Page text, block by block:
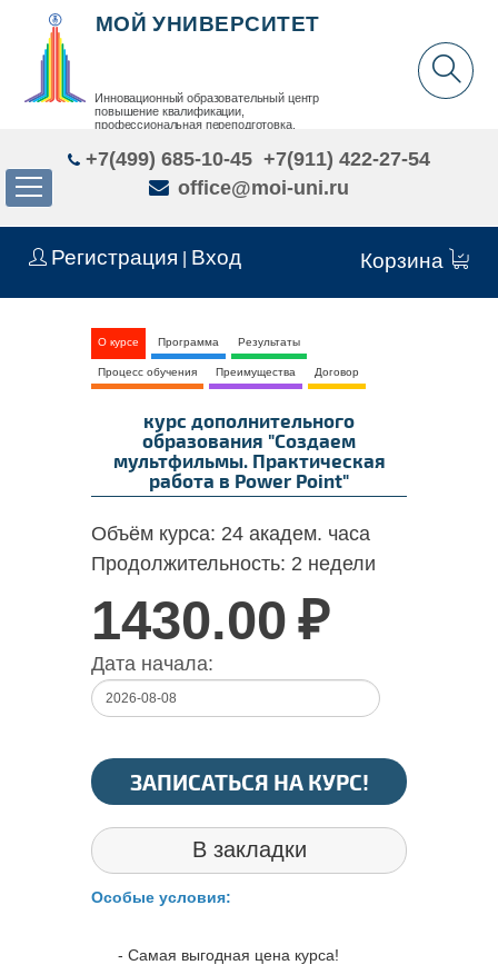
Регистрация Вход Корзина
МОЙ УНИВЕРСИТЕТ
Инновационный образовательный центр
повышение квалификации,
профессиональная переподготовка,
+7(499) 685-10-45 +7(911) 422-27-54
office@moi-uni.ru
О курсе Программа Результаты
Процесс обучения Преимущества Договор
курс дополнительного
образования "Создаем
мультфильмы. Практическая
работа в Power Point"
Объём курса: 24 академ. часа
Продолжительность: 2 недели
1430.00 ₽
Дата начала:
ЗАПИСАТЬСЯ НА КУРС!
В закладки
Особые условия:
- Самая выгодная цена курса!